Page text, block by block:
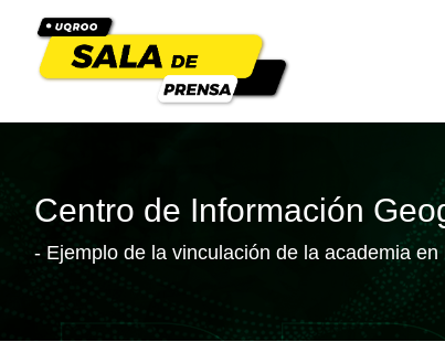
Centro de Información
- Ejemplo de la vinculación de la academia